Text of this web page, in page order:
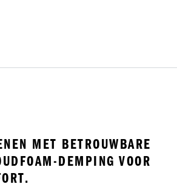
MET BETROUWBARE
DEMPING VOOR